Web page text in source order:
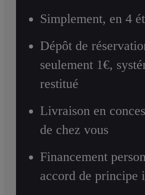
Simplement, en 4
Dépôt de
seulement 1€,
restitué
Livraison en
de chez vous
Financement
accord de principe